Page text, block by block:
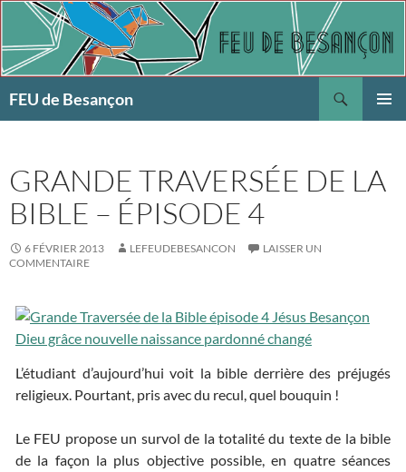
Aller
contenu
FEU de Besançon
GRANDE TRAVERSÉE DE LA
BIBLE – ÉPISODE 4
6 FÉVRIER 2013 LEFEUDEBESANCON
LAISSER UN
COMMENTAIRE
L’étudiant d’aujourd’hui voit la bible derrière des préjugés
religieux. Pourtant, pris avec du recul, quel bouquin !
Le FEU propose un survol de la totalité du texte de la bible
de la façon la plus objective possible, en quatre séances